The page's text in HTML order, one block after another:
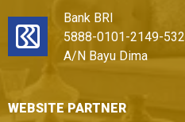
Bank BRI
5888-0101-2149-532
A/N Bayu Dima
WEBSITE PARTNER